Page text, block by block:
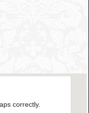
correctly.